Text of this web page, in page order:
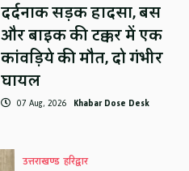
दर्दनाक सड़क हादसा, बस
और बाइक की टक्कर में एक
कांवड़िये की मौत, दो गंभीर
घायल
07 Aug, 2026 Khabar Dose Desk
उत्तराखण्ड हरिद्वार